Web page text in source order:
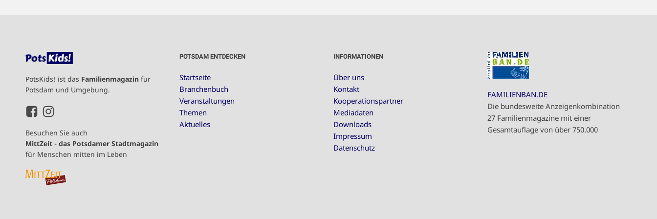
PotsKids! ist das Familienmagazin für
Potsdam und Umgebung.
Besuchen Sie auch
MittZeit - das Potsdamer Stadtmagazin
für Menschen mitten im Leben
POTSDAM ENTDECKEN
Startseite
Branchenbuch
Veranstaltungen
Themen
Aktuelles
INFORMATIONEN
Über uns
Kontakt
Kooperationspartner
Mediadaten
Downloads
Impressum
Datenschutz
FAMILIENBAN.DE
Die bundesweite Anzeigenkombination
27 Familienmagazine mit einer
Gesamtauflage von über 750.000